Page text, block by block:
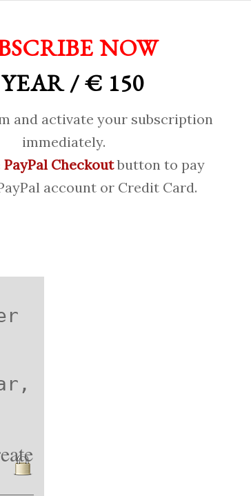
NOW
/ € 150
and activate your subscription
immediately.
PayPal Checkoutbutton to pay
account or Credit Card.